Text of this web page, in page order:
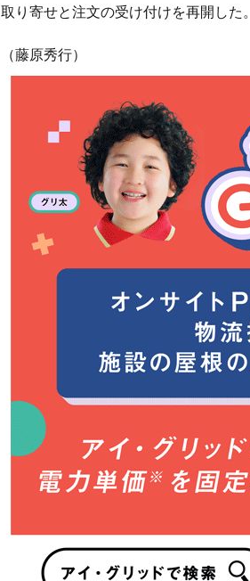
取り寄せと注文の受け付けを再開した。
（藤原秀行）